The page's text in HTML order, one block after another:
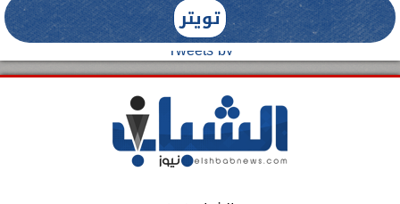
تويتر
Tweets by